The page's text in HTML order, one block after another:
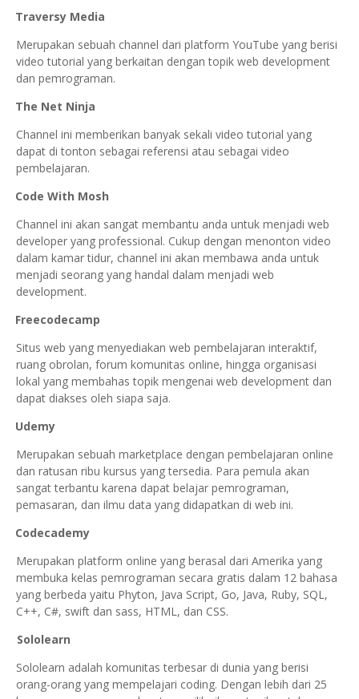
Traversy Media
Merupakan sebuah channel dari platform YouTube yang berisi
video tutorial yang berkaitan dengan topik web development
dan pemrograman.
The Net Ninja
Channel ini memberikan banyak sekali video tutorial yang
dapat di tonton sebagai referensi atau sebagai video
pembelajaran.
Code With Mosh
Channel ini akan sangat membantu anda untuk menjadi web
developer yang professional. Cukup dengan menonton video
dalam kamar tidur, channel ini akan membawa anda untuk
menjadi seorang yang handal dalam menjadi web
development.
Freecodecamp
Situs web yang menyediakan web pembelajaran interaktif,
ruang obrolan, forum komunitas online, hingga organisasi
lokal yang membahas topik mengenai web development dan
dapat diakses oleh siapa saja.
Udemy
Merupakan sebuah marketplace dengan pembelajaran online
dan ratusan ribu kursus yang tersedia. Para pemula akan
sangat terbantu karena dapat belajar pemrograman,
pemasaran, dan ilmu data yang didapatkan di web ini.
Codecademy
Merupakan platform online yang berasal dari Amerika yang
membuka kelas pemrograman secara gratis dalam 12 bahasa
yang berbeda yaitu Phyton, Java Script, Go, Java, Ruby, SQL,
C++, C#, swift dan sass, HTML, dan CSS.
Sololearn
Sololearn adalah komunitas terbesar di dunia yang berisi
orang-orang yang mempelajari coding. Dengan lebih dari 25